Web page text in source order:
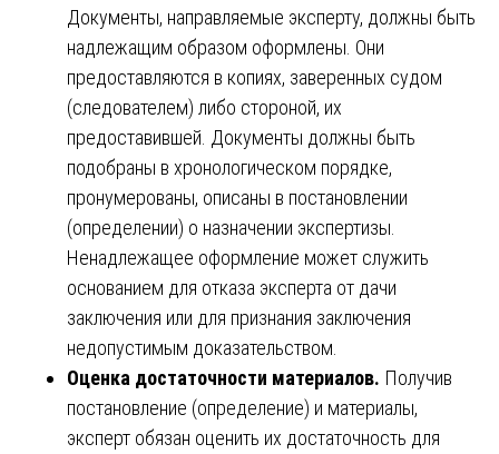
Документы, направляемые эксперту, должны быть
надлежащим образом оформлены. Они
предоставляются в копиях, заверенных судом
(следователем) либо стороной, их
предоставившей. Документы должны быть
подобраны в хронологическом порядке,
пронумерованы, описаны в постановлении
(определении) о назначении экспертизы.
Ненадлежащее оформление может служить
основанием для отказа эксперта от дачи
заключения или для признания заключения
недопустимым доказательством.
Оценка достаточности материалов. Получив
постановление (определение) и материалы,
эксперт обязан оценить их достаточность для